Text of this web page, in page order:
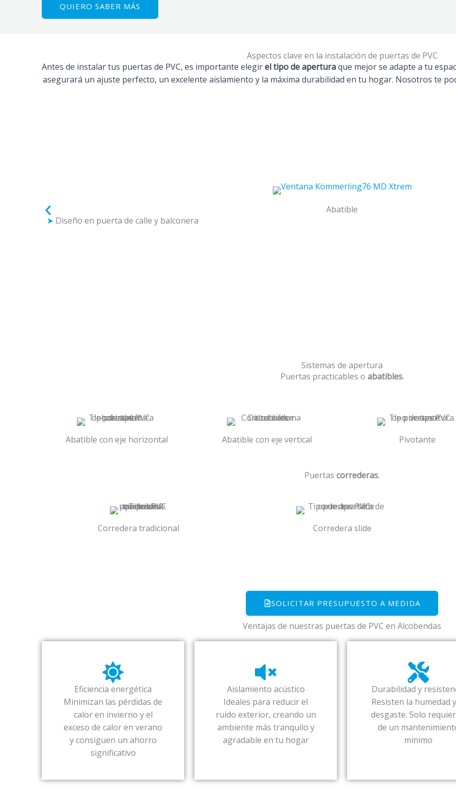
QUIERO SABER MÁS
Aspectos clave en la instalación de puertas de PVC
Antes de instalar tus puertas de PVC, es importante elegirel tipo de aperturaque mejor se adapte a tu
asegurará un ajuste perfecto, un excelente aislamiento y la máxima durabilidad en tu hogar. Nosotros te
Abatible
➤ Diseño en puerta de calle y balconera
Sistemas de apertura
Puertas practicables o abatibles.
Abatible con eje horizontal Abatible con eje vertical Pivotante
Puertas correderas.
Corredera tradicional Corredera slide
SOLICITAR PRESUPUESTO A MEDIDA
Ventajas de nuestras puertas de PVC en Alcobendas
Eficiencia energética
Minimizan las pérdidas de
calor en invierno y el
exceso de calor en verano
y consiguen un ahorro
significativo
Aislamiento acústico
Ideales para reducir el
ruido exterior, creando un
ambiente más tranquilo y
agradable en tu hogar
Durabilidad y
Resisten la humedad
desgaste. Solo
de un
mínimo